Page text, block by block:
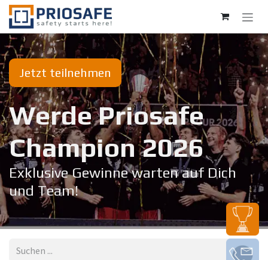
Zum Inhalt springen
Jetzt teilnehmen
Werde Priosafe
Champion 20​26
Exklusive Gewinne warten auf Dich
und Team!